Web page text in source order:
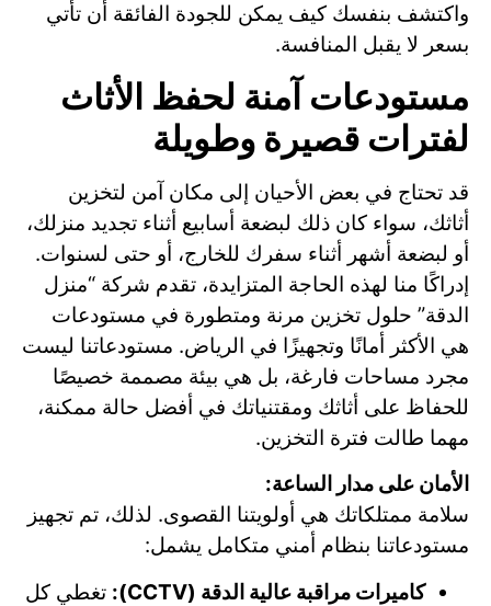
واكتشف بنفسك كيف يمكن للجودة الفائقة أن تأتي
بسعر لا يقبل المنافسة.
مستودعات آمنة لحفظ الأثاث
لفترات قصيرة وطويلة
قد تحتاج في بعض الأحيان إلى مكان آمن لتخزين
أثاثك، سواء كان ذلك لبضعة أسابيع أثناء تجديد منزلك،
أو لبضعة أشهر أثناء سفرك للخارج، أو حتى لسنوات.
إدراكًا منا لهذه الحاجة المتزايدة، تقدم شركة “منزل
الدقة” حلول تخزين مرنة ومتطورة في مستودعات
هي الأكثر أمانًا وتجهيزًا في الرياض. مستودعاتنا ليست
مجرد مساحات فارغة، بل هي بيئة مصممة خصيصًا
للحفاظ على أثاثك ومقتنياتك في أفضل حالة ممكنة،
مهما طالت فترة التخزين.
الأمان على مدار الساعة:
سلامة ممتلكاتك هي أولويتنا القصوى. لذلك، تم تجهيز
مستودعاتنا بنظام أمني متكامل يشمل:
كاميرات مراقبة عالية الدقة (CCTV):
تغطي كل